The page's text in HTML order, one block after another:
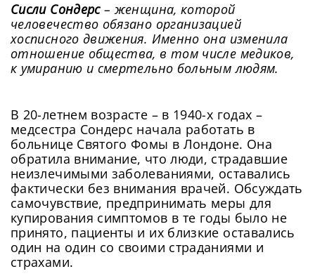
Сисли Сондерс– женщина, которой
человечество обязано организацией
хосписного движения. Именно она изменила
отношение общества, в том числе медиков,
к умиранию и смертельно больным людям.
В 20-летнем возрасте – в 1940-х годах –
медсестра Сондерс начала работать в
больнице Святого Фомы в Лондоне. Она
обратила внимание, что люди, страдавшие
неизлечимыми заболеваниями, оставались
фактически без внимания врачей. Обсуждать
самочувствие, предпринимать меры для
купирования симптомов в те годы было не
принято, пациенты и их близкие оставались
один на один со своими страданиями и
страхами.